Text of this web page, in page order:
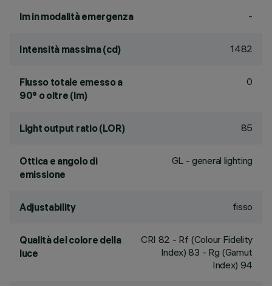
lm in modalità emergenza -
Intensità massima (cd) 1482
Flusso totale emesso a
90° o oltre (lm)
0
Light output ratio (LOR) 85
Ottica e angolo di
emissione
GL - general lighting
Adjustability fisso
Qualità del colore della
luce
CRI 82 - Rf (Colour Fidelity
Index) 83 - Rg (Gamut
Index) 94